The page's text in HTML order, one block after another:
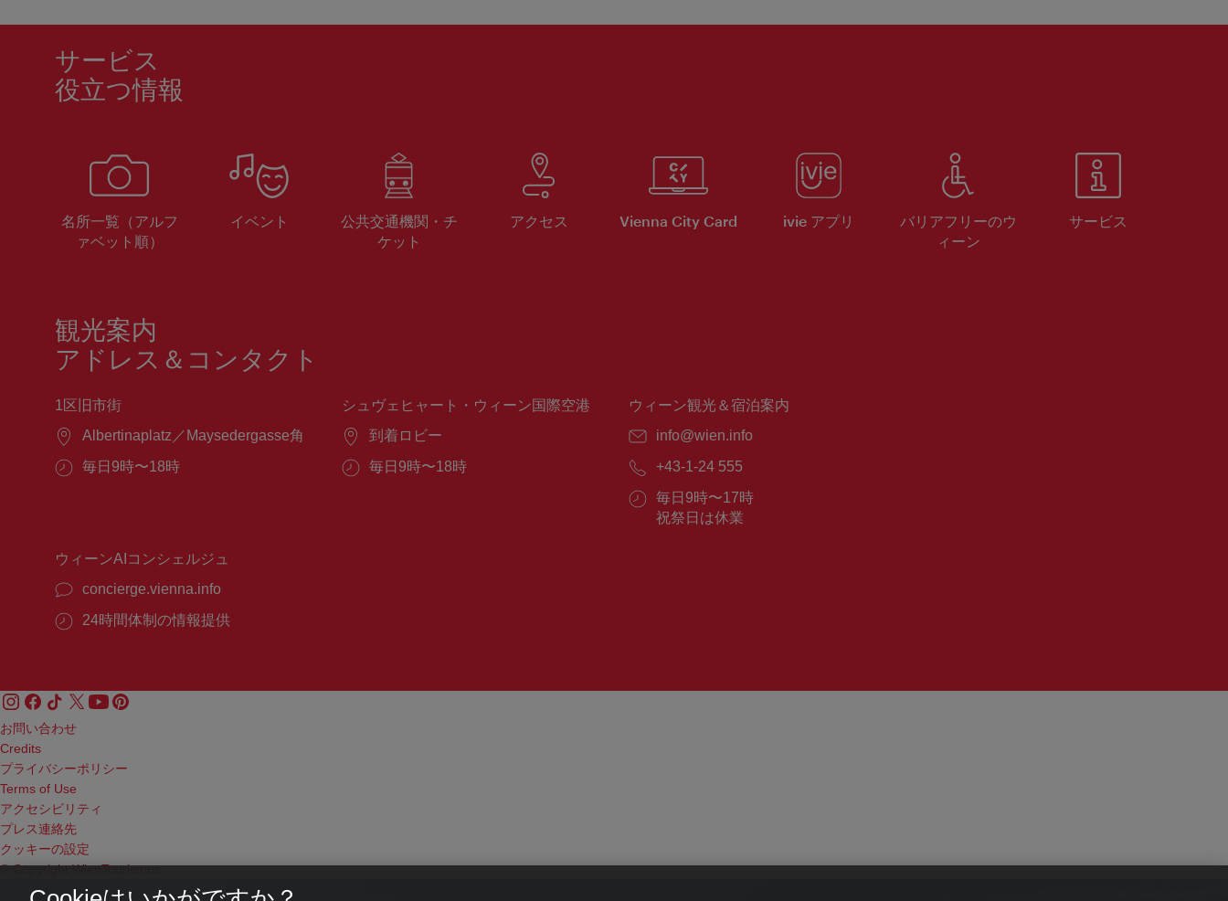
サービス
役立つ情報
名所一覧（アルフ
ァベット順）
イベント
公共交通機関・チ
ケット
アクセス Vienna City Card ivie アプリ
バリアフリーのウ
ィーン
サービス
観光案内
アドレス＆コンタクト
1区旧市街
場
Albertinaplatz／Maysedergasse角
営
毎日9時〜18時
シュヴェヒャート・ウィーン国際空港
場
到着ロビー
営
毎日9時〜18時
ウィーン観光＆宿泊案内
E
ー
ル：
info@wien.info
電
番
号：
+43-1-24 555
営
業
毎日9時〜17時
祝祭日は休業
ウィーンAIコンシェルジュ
concierge.vienna.info
24時間体制の情報提供
お問い合わせ
Credits
プライバシーポリシー
Terms of Use
アクセシビリティ
プレス連絡先
クッキーの設定
© Copyright WienTourismus